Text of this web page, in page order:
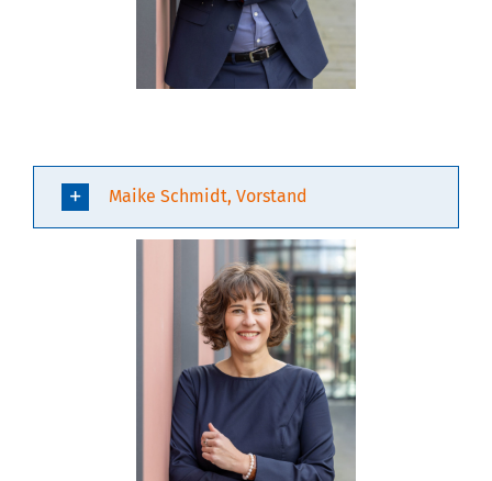
Maike Schmidt, Vorstand